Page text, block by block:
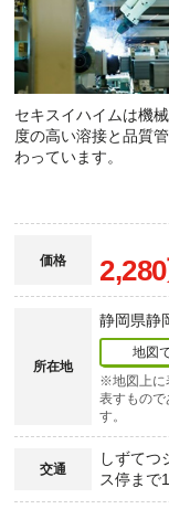
セキスイハイムは機
度の高い溶接と品質
わっています。
価格
所在地
静岡県静
地図
※地図上に
表すもの
す。
交通
しずてつ
ス停まで